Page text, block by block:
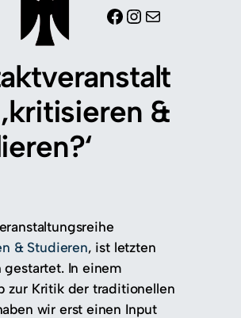
Facebook Instagram E-Mail
&
& Studieren‚ ist letzten
In einem
zur Kritik der traditionellen
wir erst einen Input